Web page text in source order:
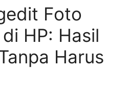
Foto
HP: Hasil
Harus